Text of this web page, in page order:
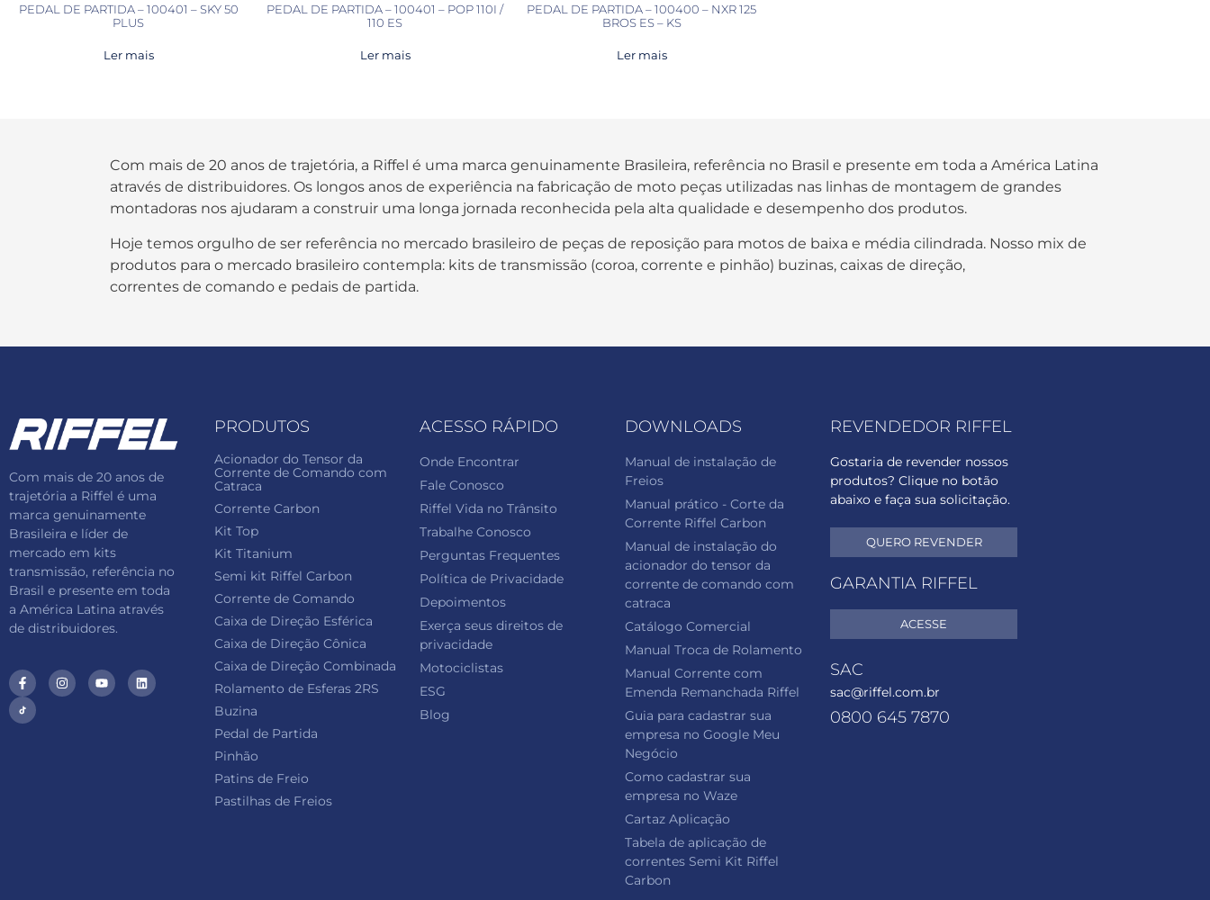
PEDAL DE PARTIDA – 100401 – SKY 50
PLUS
Ler mais
PEDAL DE PARTIDA – 100401 – POP 110I /
110 ES
Ler mais
PEDAL DE PARTIDA – 100400 – NXR 125
BROS ES – KS
Ler mais
Com mais de 20 anos de trajetória, a Riffel é uma marca genuinamente Brasileira, referência no Brasil e presente em toda a América Latina
através de distribuidores. Os longos anos de experiência na fabricação de moto peças utilizadas nas linhas de montagem de grandes
montadoras nos ajudaram a construir uma longa jornada reconhecida pela alta qualidade e desempenho dos produtos.
Hoje temos orgulho de ser referência no mercado brasileiro de peças de reposição para motos de baixa e média cilindrada. Nosso mix de
produtos para o mercado brasileiro contempla: kits de transmissão (coroa, corrente e pinhão) buzinas, caixas de direção,
correntes de comando e pedais de partida.
Com mais de 20 anos de
trajetória a Riffel é uma
marca genuinamente
Brasileira e líder de
mercado em kits
transmissão, referência no
Brasil e presente em toda
a América Latina através
de distribuidores.
PRODUTOS
Acionador do Tensor da
Corrente de Comando com
Catraca
Corrente Carbon
Kit Top
Kit Titanium
Semi kit Riffel Carbon
Corrente de Comando
Caixa de Direção Esférica
Caixa de Direção Cônica
Caixa de Direção Combinada
Rolamento de Esferas 2RS
Buzina
Pedal de Partida
Pinhão
Patins de Freio
Pastilhas de Freios
ACESSO RÁPIDO
Onde Encontrar
Fale Conosco
Riffel Vida no Trânsito
Trabalhe Conosco
Perguntas Frequentes
Política de Privacidade
Depoimentos
Exerça seus direitos de
privacidade
Motociclistas
ESG
Blog
DOWNLOADS
Manual de instalação de
Freios
Manual prático - Corte da
Corrente Riffel Carbon
Manual de instalação do
acionador do tensor da
corrente de comando com
catraca
Catálogo Comercial
Manual Troca de Rolamento
Manual Corrente com
Emenda Remanchada Riffel
Guia para cadastrar sua
empresa no Google Meu
Negócio
Como cadastrar sua
empresa no Waze
Cartaz Aplicação
Tabela de aplicação de
correntes Semi Kit Riffel
Carbon
REVENDEDOR RIFFEL
Gostaria de revender nossos
produtos? Clique no botão
abaixo e faça sua solicitação.
QUERO REVENDER
GARANTIA RIFFEL
ACESSE
SAC
sac@riffel.com.br
0800 645 7870